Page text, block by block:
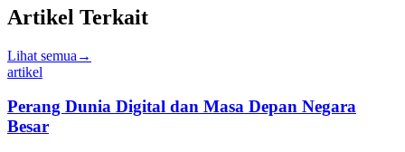
Artikel Terkait
Lihat semua →
artikel
Perang Dunia Digital dan Masa Depan Negara
Besar